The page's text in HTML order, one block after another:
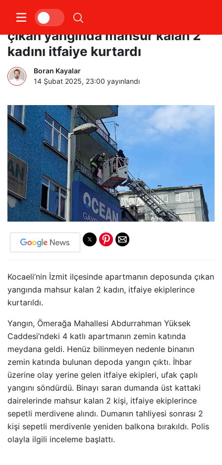
Kocaeli’de apartman deposunda
çıkan yangında mahsur kalan 2
kadını itfaiye kurtardı
Boran Kayalar
14 Şubat 2025, 23:00 yayınlandı
Kocaeli’nin İzmit ilçesinde apartmanın deposunda çıkan
yangında mahsur kalan 2 kadın, itfaiye ekiplerince
kurtarıldı.
Yangın, Ömerağa Mahallesi Abdurrahman Yüksek
Caddesi’ndeki 4 katlı apartmanın zemin katında
meydana geldi. Henüz bilinmeyen nedenle binanın
zemin katında bulunan depoda yangın çıktı. İhbar
üzerine olay yerine gelen itfaiye ekipleri, ufak çaplı
yangını söndürdü. Binayı saran dumanda üst kattaki
dairelerinde mahsur kalan 2 kişi, itfaiye ekiplerince
sepetli merdivene alındı. Dumanın tahliyesi sonrası 2
kişi sepetli merdivenle yeniden balkona bırakıldı. Polis
olayla ilgili inceleme başlattı.